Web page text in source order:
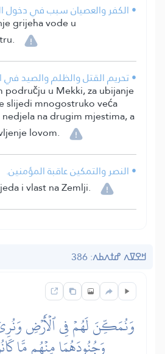
• الكفر والعصيان سبب في دخول
grijeha vode u
• تحريم القتل والظلم والصيد في
području u Mekki, za ubijanje
slijedi mnogostruko veća
nedjela na drugim mjestima, a
lovom.
• النصر والتمكين عاقبة المؤمنين.
i vlast na Zemlji.
ߞߐߜߍ ߝߙߍߕߍ: 386
وَنُمَكِّنَ لَهُمۡ فِي ٱلۡأَرۡضِ
وَجُنُودَهُمَا مِنۡهُم مَّا